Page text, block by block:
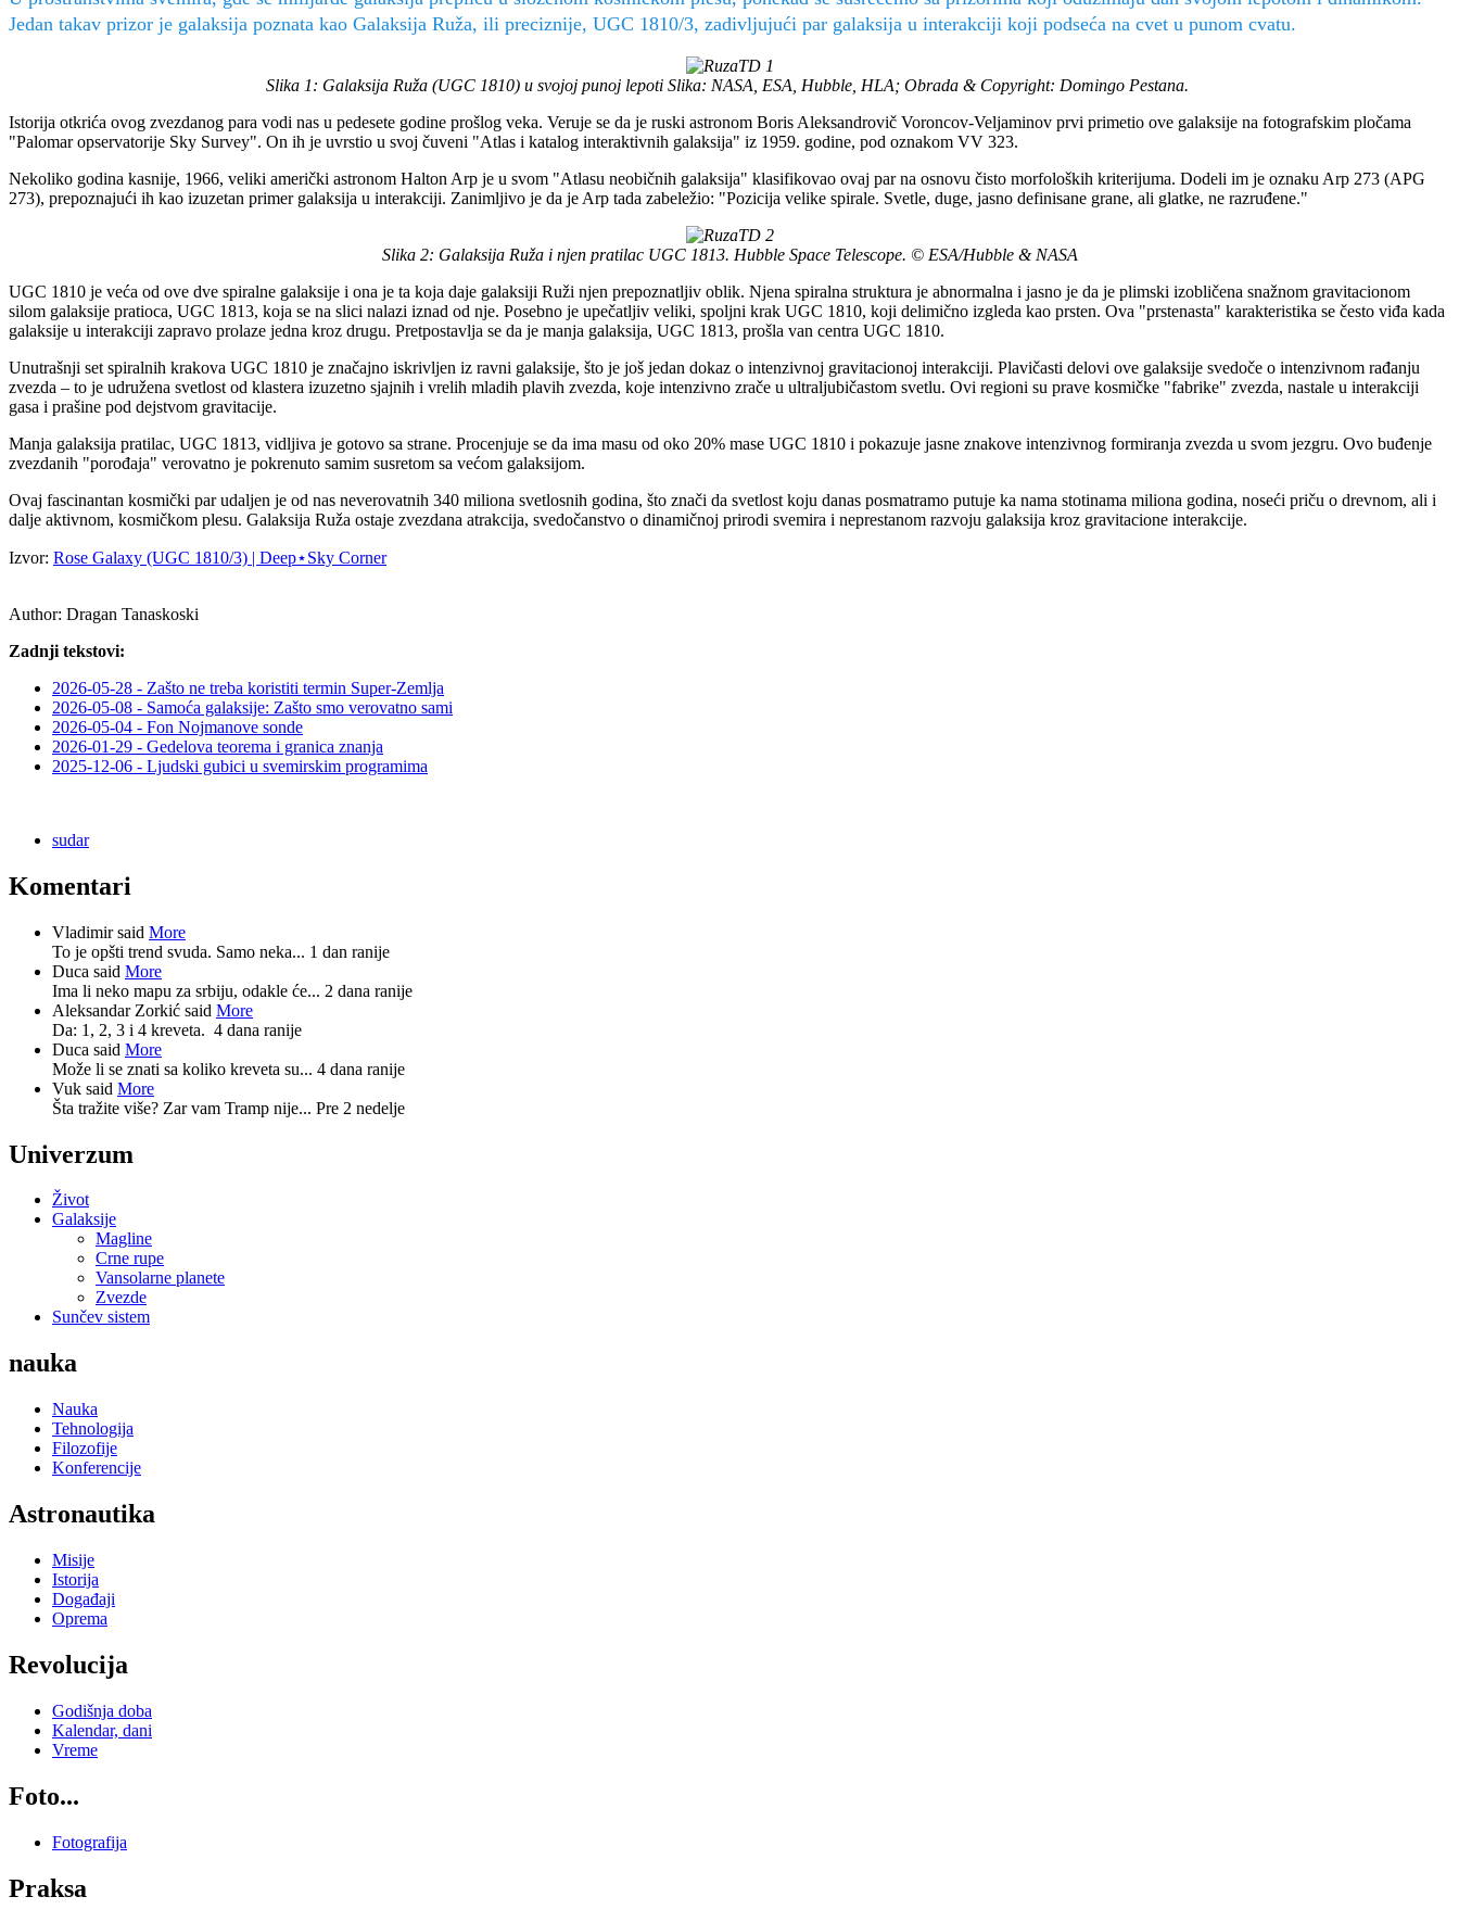
Jedan takav prizor je galaksija poznata kao Galaksija Ruža, ili preciznije, UGC 1810/3, zadivljujući par galaksija u interakciji koji podseća na cvet u punom cvatu.
Slika 1: Galaksija Ruža (UGC 1810) u svojoj punoj lepoti Slika: NASA, ESA, Hubble, HLA; Obrada & Copyright: Domingo Pestana.
Istorija otkrića ovog zvezdanog para vodi nas u pedesete godine prošlog veka. Veruje se da je ruski astronom Boris Aleksandrovič Voroncov-Veljaminov prvi primetio ove galaksije na fotografskim pločama
"Palomar opservatorije Sky Survey". On ih je uvrstio u svoj čuveni "Atlas i katalog interaktivnih galaksija" iz 1959. godine, pod oznakom VV 323.
Nekoliko godina kasnije, 1966, veliki američki astronom Halton Arp je u svom "Atlasu neobičnih galaksija" klasifikovao ovaj par na osnovu čisto morfoloških kriterijuma. Dodeli im je oznaku Arp 273 (APG
273), prepoznajući ih kao izuzetan primer galaksija u interakciji. Zanimljivo je da je Arp tada zabeležio: "Pozicija velike spirale. Svetle, duge, jasno definisane grane, ali glatke, ne razruđene."
Slika 2: Galaksija Ruža i njen pratilac UGC 1813. Hubble Space Telescope. © ESA/Hubble & NASA
UGC 1810 je veća od ove dve spiralne galaksije i ona je ta koja daje galaksiji Ruži njen prepoznatljiv oblik. Njena spiralna struktura je abnormalna i jasno je da je plimski izobličena snažnom gravitacionom
silom galaksije pratioca, UGC 1813, koja se na slici nalazi iznad od nje. Posebno je upečatljiv veliki, spoljni krak UGC 1810, koji delimično izgleda kao prsten. Ova "prstenasta" karakteristika se često viđa kada
galaksije u interakciji zapravo prolaze jedna kroz drugu. Pretpostavlja se da je manja galaksija, UGC 1813, prošla van centra UGC 1810.
Unutrašnji set spiralnih krakova UGC 1810 je značajno iskrivljen iz ravni galaksije, što je još jedan dokaz o intenzivnoj gravitacionoj interakciji. Plavičasti delovi ove galaksije svedoče o intenzivnom rađanju
zvezda – to je udružena svetlost od klastera izuzetno sjajnih i vrelih mladih plavih zvezda, koje intenzivno zrače u ultraljubičastom svetlu. Ovi regioni su prave kosmičke "fabrike" zvezda, nastale u interakciji
gasa i prašine pod dejstvom gravitacije.
Manja galaksija pratilac, UGC 1813, vidljiva je gotovo sa strane. Procenjuje se da ima masu od oko 20% mase UGC 1810 i pokazuje jasne znakove intenzivnog formiranja zvezda u svom jezgru. Ovo buđenje
zvezdanih "porođaja" verovatno je pokrenuto samim susretom sa većom galaksijom.
Ovaj fascinantan kosmički par udaljen je od nas neverovatnih 340 miliona svetlosnih godina, što znači da svetlost koju danas posmatramo putuje ka nama stotinama miliona godina, noseći priču o drevnom, ali i
dalje aktivnom, kosmičkom plesu. Galaksija Ruža ostaje zvezdana atrakcija, svedočanstvo o dinamičnoj prirodi svemira i neprestanom razvoju galaksija kroz gravitacione interakcije.
Izvor: Rose Galaxy (UGC 1810/3) | Deep⋆Sky Corner
Author: Dragan Tanaskoski
Zadnji tekstovi:
2026-05-28 - Zašto ne treba koristiti termin Super-Zemlja
2026-05-08 - Samoća galaksije: Zašto smo verovatno sami
2026-05-04 - Fon Nojmanove sonde
2026-01-29 - Gedelova teorema i granica znanja
2025-12-06 - Ljudski gubici u svemirskim programima
sudar
Komentari
Vladimir said More
To je opšti trend svuda. Samo neka... 1 dan ranije
Duca said More
Ima li neko mapu za srbiju, odakle će... 2 dana ranije
Aleksandar Zorkić said More
Da: 1, 2, 3 i 4 kreveta. 4 dana ranije
Duca said More
Može li se znati sa koliko kreveta su... 4 dana ranije
Vuk said More
Šta tražite više? Zar vam Tramp nije... Pre 2 nedelje
Univerzum
Život
Galaksije
Magline
Crne rupe
Vansolarne planete
Zvezde
Sunčev sistem
nauka
Nauka
Tehnologija
Filozofije
Konferencije
Astronautika
Misije
Istorija
Događaji
Oprema
Revolucija
Godišnja doba
Kalendar, dani
Vreme
Foto...
Fotografija
Praksa